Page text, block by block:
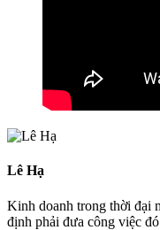
Lê Hạ
Kinh doanh trong thời đại
định phải đưa công việc